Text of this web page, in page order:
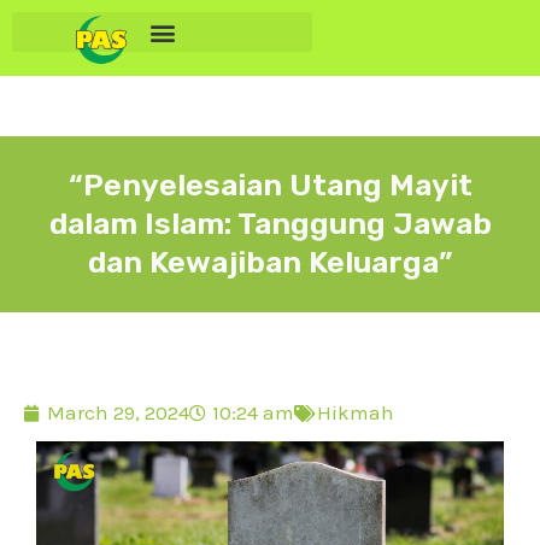
“Penyelesaian Utang Mayit
dalam Islam: Tanggung Jawab
dan Kewajiban Keluarga”
March 29, 2024 10:24 am Hikmah